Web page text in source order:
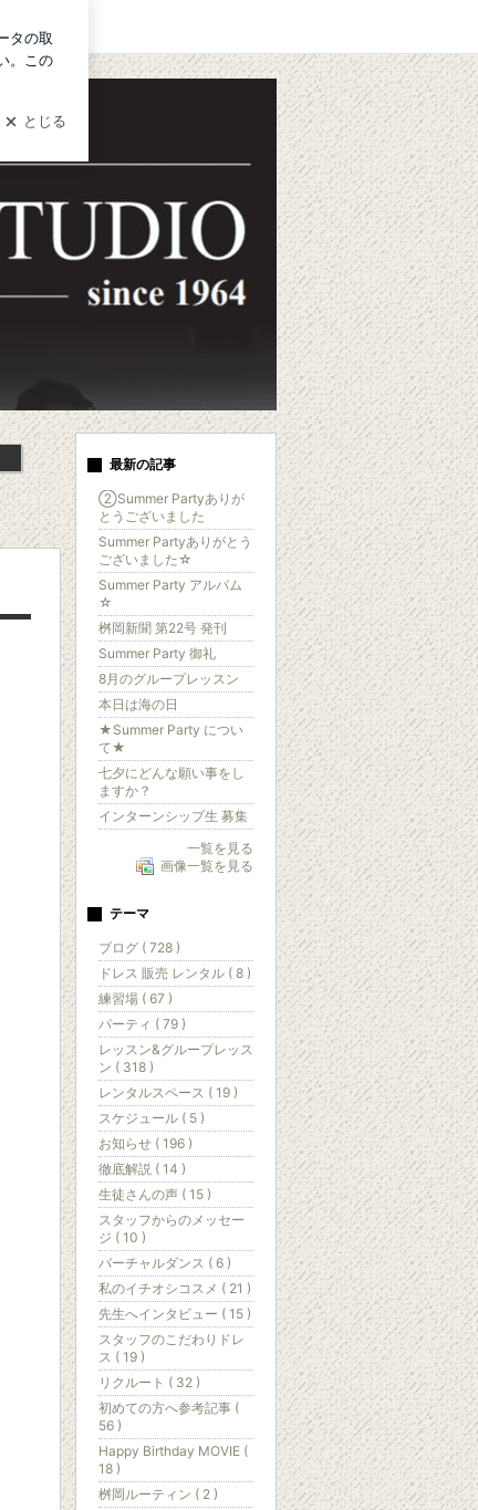
最新の記事
②Summer Partyありが
とうございました
Summer Partyありがとう
ございました☆
Summer Party アルバム
☆
桝岡新聞 第22号 発刊
Summer Party 御礼
8月のグループレッスン
本日は海の日
★Summer Party につい
て★
七夕にどんな願い事をし
ますか？
インターンシップ生 募集
一覧を見る
画像一覧を見る
テーマ
ブログ ( 728 )
ドレス 販売 レンタル ( 8 )
練習場 ( 67 )
パーティ ( 79 )
レッスン&グループレッス
ン ( 318 )
レンタルスペース ( 19 )
スケジュール ( 5 )
お知らせ ( 196 )
徹底解説 ( 14 )
生徒さんの声 ( 15 )
スタッフからのメッセー
ジ ( 10 )
バーチャルダンス ( 6 )
私のイチオシコスメ ( 21 )
先生へインタビュー ( 15 )
スタッフのこだわりドレ
ス ( 19 )
リクルート ( 32 )
初めての方へ参考記事 (
56 )
Happy Birthday MOVIE (
18 )
桝岡ルーティン ( 2 )